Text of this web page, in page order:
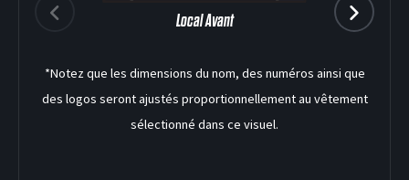
Local Avant
*Notez que les dimensions du nom, des numéros ainsi que
des logos seront ajustés proportionnellement au vêtement
sélectionné dans ce visuel.